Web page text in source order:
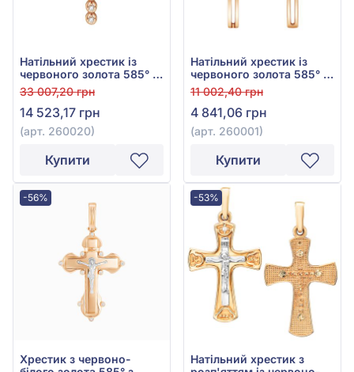
Натільний хрестик із
червоного золота 585° з
фіанітом/куб.цирконієм,
арт. 260020
33 007,20 грн
14 523,17 грн
(арт. 260020)
Купити
Натільний хрестик із
червоного золота 585° з
фіанітом/куб.цирконієм,
арт. 260001
11 002,40 грн
4 841,06 грн
(арт. 260001)
Купити
-56%
Хрестик з червоно-
-53%
Натільний хрестик з